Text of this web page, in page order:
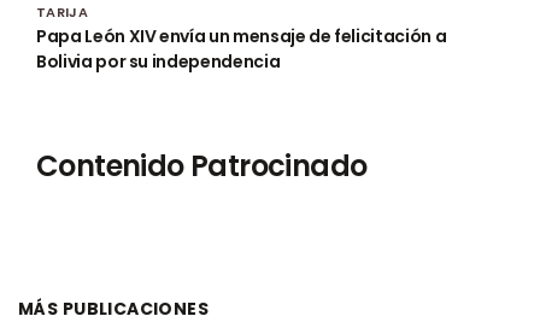
TARIJA
Papa León XIV envía un mensaje de felicitación a
Bolivia por su independencia
Contenido Patrocinado
MÁS PUBLICACIONES